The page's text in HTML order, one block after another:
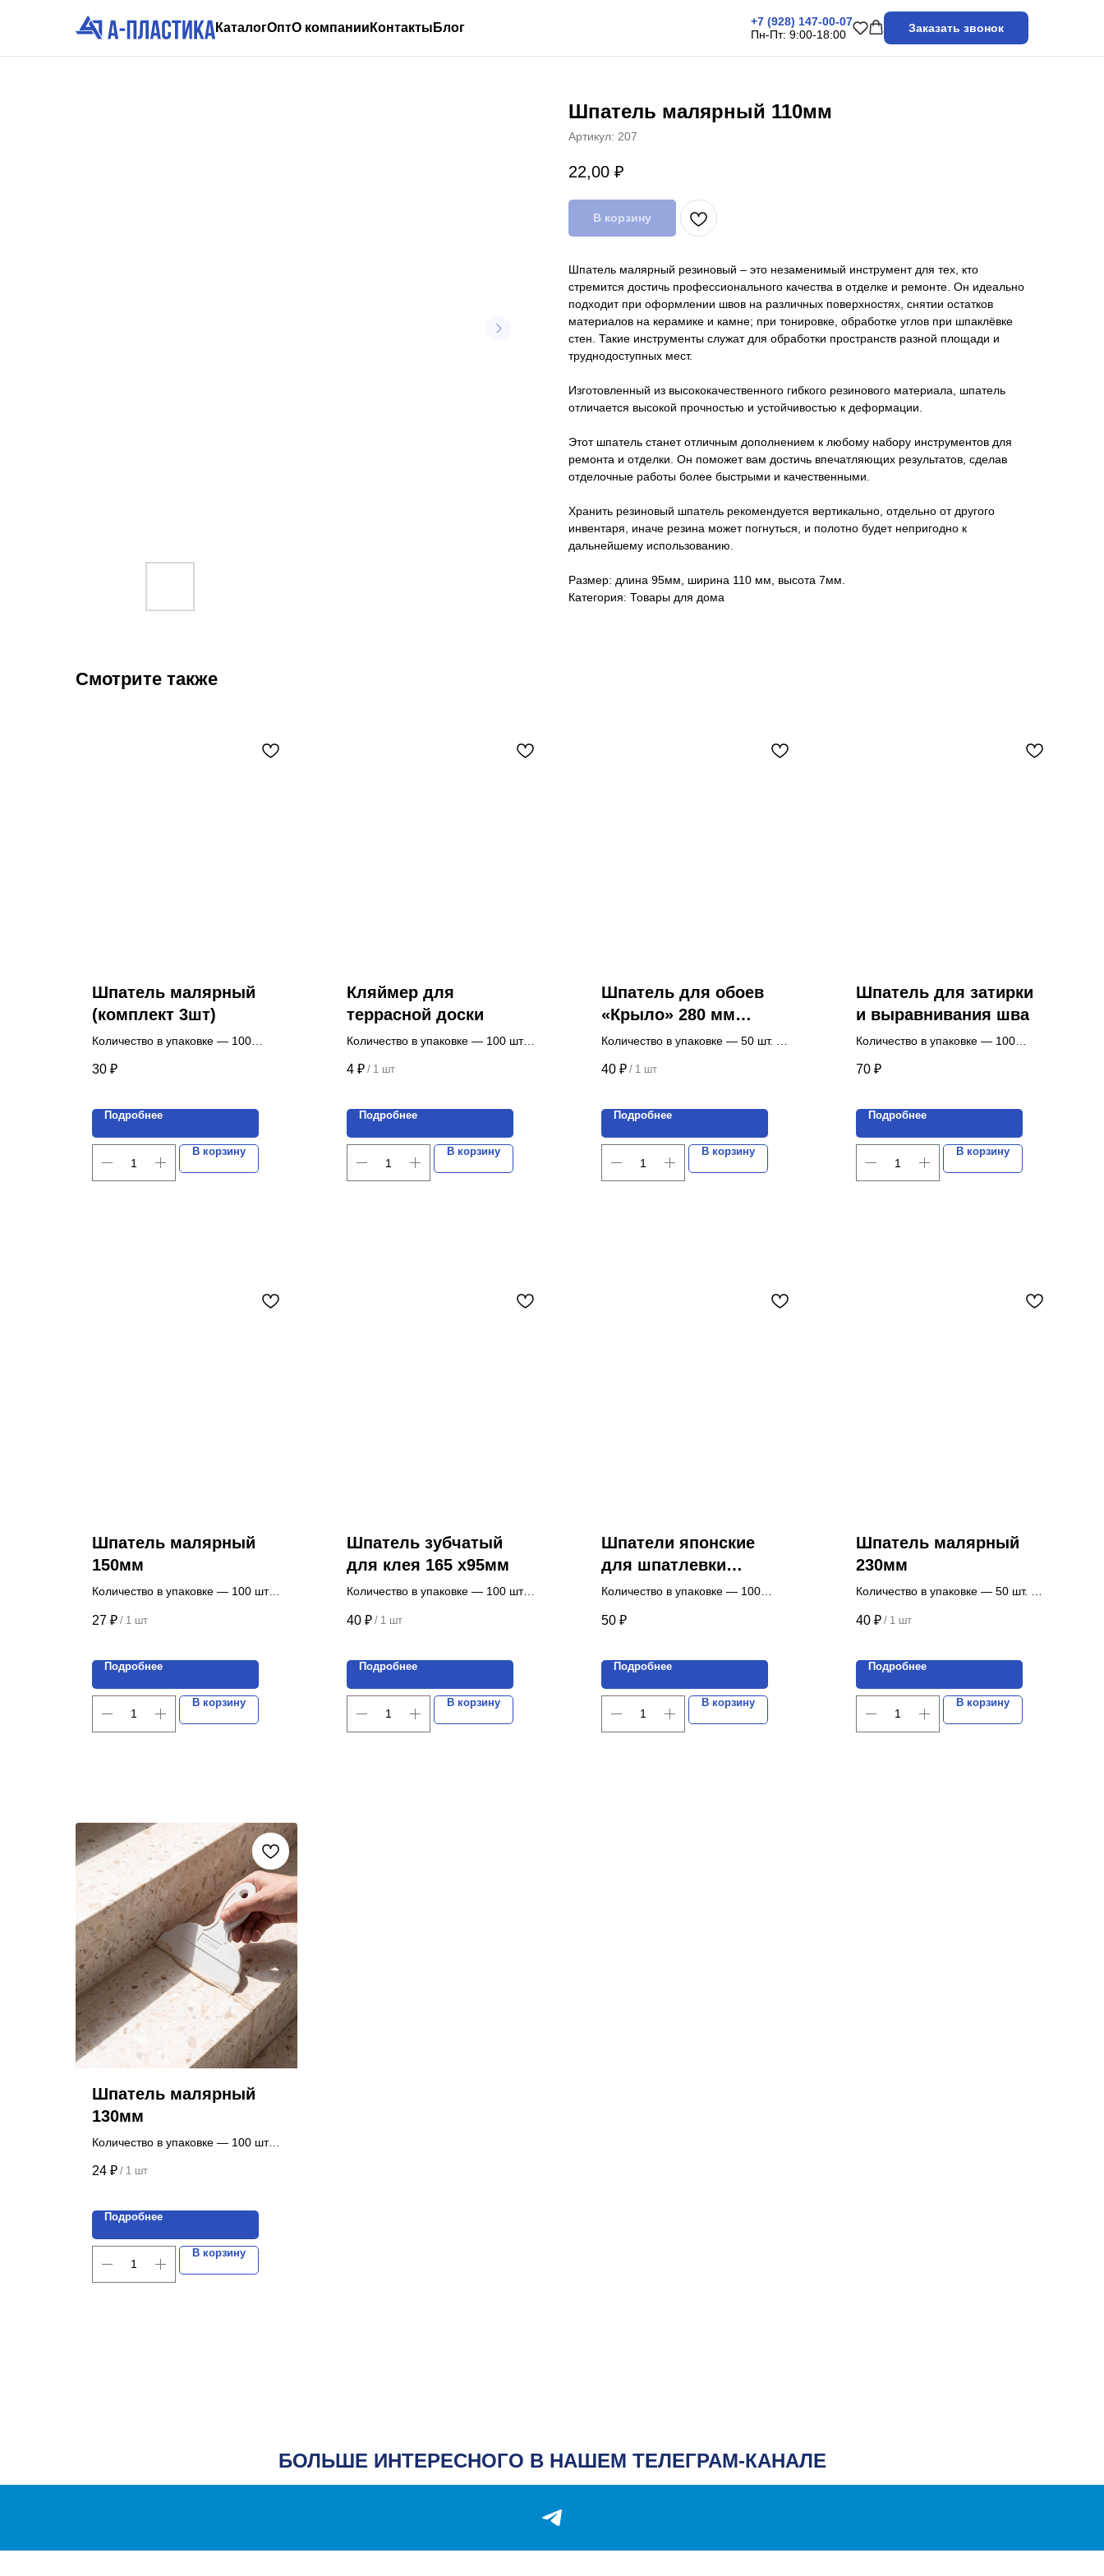
КаталогОптО компании Контакты Блог
+7 (928) 147-00-07
Пн-Пт: 9:00-18:00
Заказать звонок
Шпатель малярный 110мм
Артикул: 207
22,00 ₽
В корзину
Шпатель малярный резиновый – это незаменимый инструмент для тех, кто
стремится достичь профессионального качества в отделке и ремонте. Он идеально
подходит при оформлении швов на различных поверхностях, снятии остатков
материалов на керамике и камне; при тонировке, обработке углов при шпаклёвке
стен. Такие инструменты служат для обработки пространств разной площади и
труднодоступных мест.
Изготовленный из высококачественного гибкого резинового материала, шпатель
отличается высокой прочностью и устойчивостью к деформации.
Этот шпатель станет отличным дополнением к любому набору инструментов для
ремонта и отделки. Он поможет вам достичь впечатляющих результатов, сделав
отделочные работы более быстрыми и качественными.
Хранить резиновый шпатель рекомендуется вертикально, отдельно от другого
инвентаря, иначе резина может погнуться, и полотно будет непригодно к
дальнейшему использованию.
Размер: длина 95мм, ширина 110 мм, высота 7мм.
Категория: Товары для дома
Смотрите также
Шпатель малярный
(комплект 3шт)
Количество в упаковке — 100
Цена указана за 1 комплект.
30 ₽
Подробнее
В корзину
Кляймер для
террасной доски
Количество в упаковке — 100 шт.
4 ₽ / 1 шт
Подробнее
В корзину
Шпатель для обоев
«Крыло» 280 мм
прижимной для
Количество в упаковке — 50 шт.
40 ₽ / 1 шт
Подробнее
В корзину
Шпатель для затирки
и выравнивания шва
Количество в упаковке — 100
Цена указана за 1 комплект.
70 ₽
Подробнее
В корзину
Шпатель малярный
150мм
Количество в упаковке — 100 шт.
27 ₽ / 1 шт
Подробнее
В корзину
Шпатель зубчатый
для клея 165 х95мм
Количество в упаковке — 100 шт.
40 ₽ / 1 шт
Подробнее
В корзину
Шпатели японские
для шпатлевки
50/80/100/120 мм
Количество в упаковке — 100
Цена указана за 1 комплект.
50 ₽
Подробнее
В корзину
Шпатель малярный
230мм
Количество в упаковке — 50 шт.
40 ₽ / 1 шт
Подробнее
В корзину
Шпатель малярный
130мм
Количество в упаковке — 100 шт.
24 ₽ / 1 шт
Подробнее
В корзину
БОЛЬШЕ ИНТЕРЕСНОГО В НАШЕМ ТЕЛЕГРАМ-КАНАЛЕ